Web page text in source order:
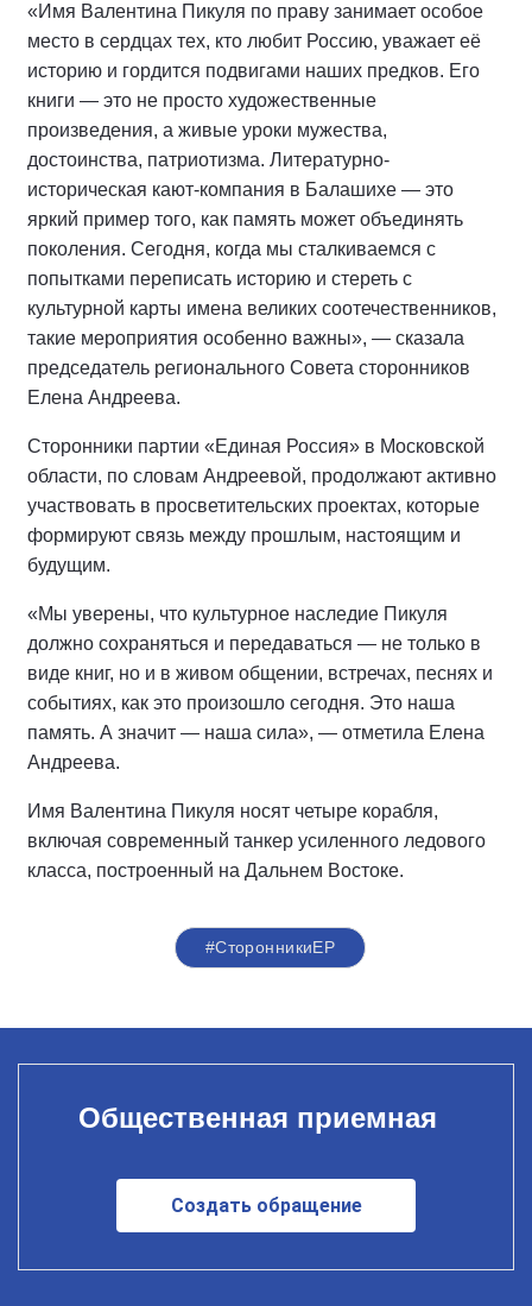
«Имя Валентина Пикуля по праву занимает особое
место в сердцах тех, кто любит Россию, уважает её
историю и гордится подвигами наших предков. Его
книги — это не просто художественные
произведения, а живые уроки мужества,
достоинства, патриотизма. Литературно-
историческая кают-компания в Балашихе — это
яркий пример того, как память может объединять
поколения. Сегодня, когда мы сталкиваемся с
попытками переписать историю и стереть с
культурной карты имена великих соотечественников,
такие мероприятия особенно важны», — сказала
председатель регионального Совета сторонников
Елена Андреева.
Сторонники партии «Единая Россия» в Московской
области, по словам Андреевой, продолжают активно
участвовать в просветительских проектах, которые
формируют связь между прошлым, настоящим и
будущим.
«Мы уверены, что культурное наследие Пикуля
должно сохраняться и передаваться — не только в
виде книг, но и в живом общении, встречах, песнях и
событиях, как это произошло сегодня. Это наша
память. А значит — наша сила», — отметила Елена
Андреева.
Имя Валентина Пикуля носят четыре корабля,
включая современный танкер усиленного ледового
класса, построенный на Дальнем Востоке.
#СторонникиЕР
Общественная приемная
Создать обращение